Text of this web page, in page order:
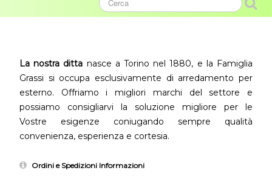
La nostra ditta nasce a Torino nel 1880, e la Famiglia
Grassi si occupa esclusivamente di arredamento per
esterno. Offriamo i migliori marchi del settore e
possiamo consigliarvi la soluzione migliore per le
Vostre esigenze coniugando sempre qualità
convenienza, esperienza e cortesia.
Ordini e Spedizioni Informazioni